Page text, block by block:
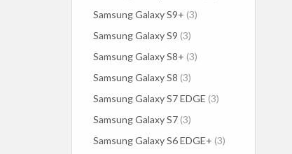
Samsung Galaxy S9+ (3)
Samsung Galaxy S9 (3)
Samsung Galaxy S8+ (3)
Samsung Galaxy S8 (3)
Samsung Galaxy S7 EDGE (3)
Samsung Galaxy S7 (3)
Samsung Galaxy S6 EDGE+ (3)